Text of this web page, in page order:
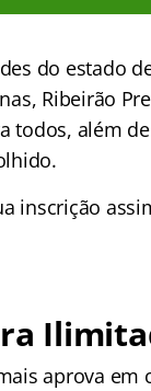
do estado
Ribeirão
todos, além
inscrição
aprova em